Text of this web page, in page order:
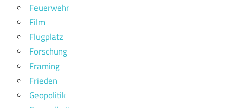
Feuerwehr
Film
Flugplatz
Forschung
Framing
Frieden
Geopolitik